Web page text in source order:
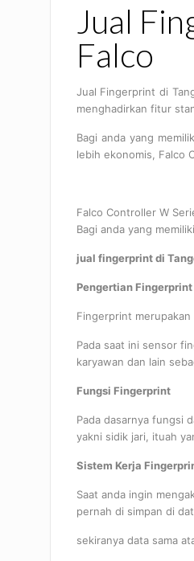
Jual
Falco
Jual Fingerprint di
menghadirkan fitur
Bagi anda yang
lebih ekonomis, Falco
Falco Controller W
Bagi anda yang
jual fingerprint di
Pengertian Fingerprint
Fingerprint
Pada saat ini sensor
karyawan dan lain
Fungsi Fingerprint
Pada dasarnya fungsi
yakni sidik jari, ituah
Sistem Kerja
Saat anda ingin
pernah di simpan di
sekiranya data sama